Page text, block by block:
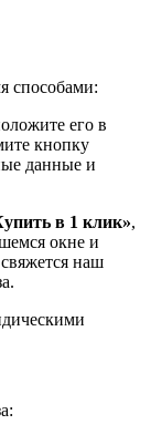
способами:
его в
кнопку
данные и
в 1 клик»,
окне и
наш